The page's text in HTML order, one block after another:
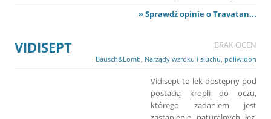
» Sprawdź opinie o Travatan...
VIDISEPT BRAK OCEN
Bausch&Lomb Narządy wzroku i słuchu poliwidon
Vidisept to lek dostępny pod
postacią kropli do oczu,
którego zadaniem jest